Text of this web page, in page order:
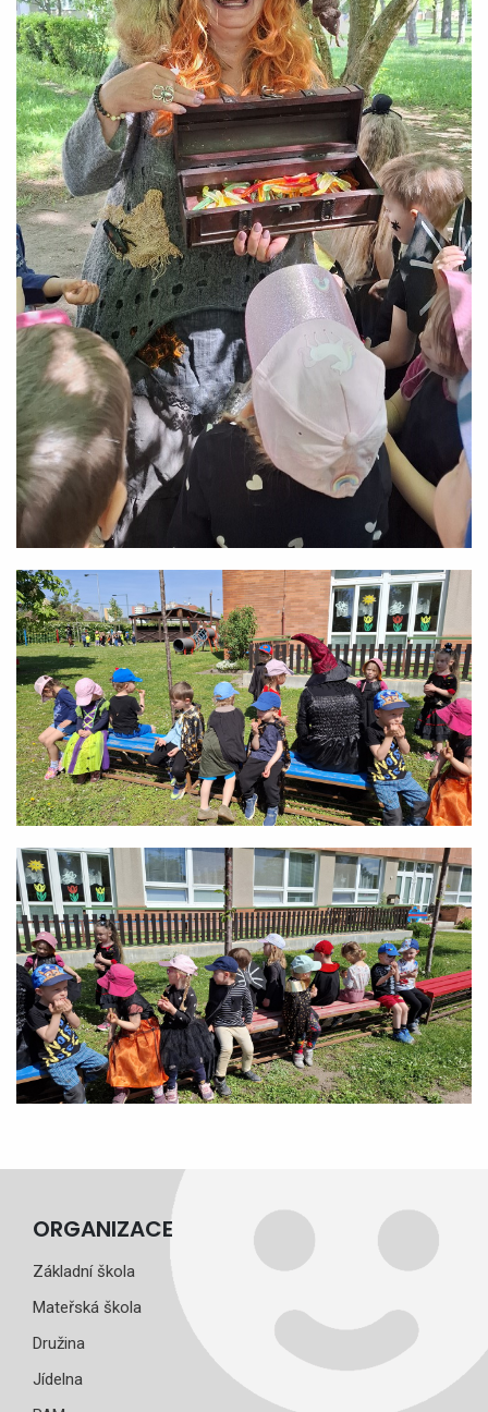
ORGANIZACE
Základní škola
Mateřská škola
Družina
Jídelna